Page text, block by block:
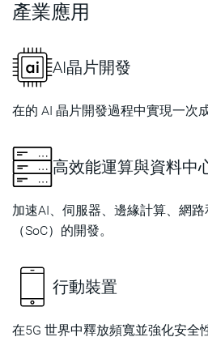
產業應用
AI晶片開發
在的 AI 晶片開發過程中實現一次
高效能運算與資料中
加速AI、伺服器、邊緣計算、網
（SoC）的開發。
行動裝置
在5G 世界中釋放頻寬並強化安全